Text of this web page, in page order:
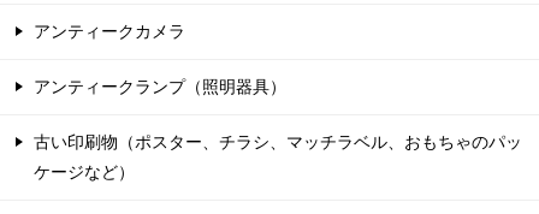
アンティークカメラ
アンティークランプ（照明器具）
古い印刷物（ポスター、チラシ、マッチラベル、おもちゃのパッ
ケージなど）